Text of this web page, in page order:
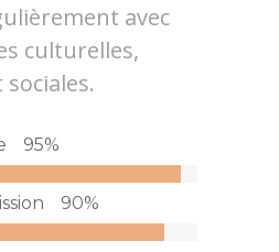
avec
culturelles,
95%
90%